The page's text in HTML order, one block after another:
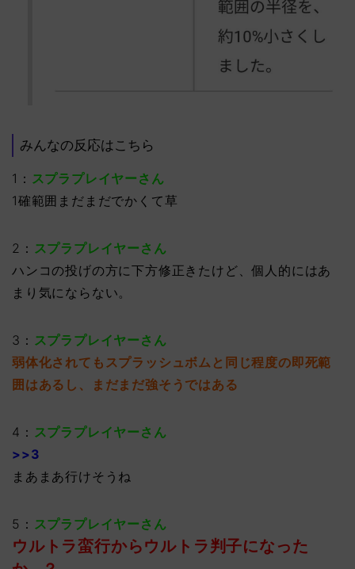
みんなの反応はこちら
1： スプラプレイヤーさん
1確範囲まだまだでかくて草
2： スプラプレイヤーさん
ハンコの投げの方に下方修正きたけど、個人的にはあ
まり気にならない。
3： スプラプレイヤーさん
弱体化されてもスプラッシュボムと同じ程度の即死範
囲はあるし、まだまだ強そうではある
4： スプラプレイヤーさん
>>3
まあまあ行けそうね
5： スプラプレイヤーさん
ウルトラ蛮行からウルトラ判子になった